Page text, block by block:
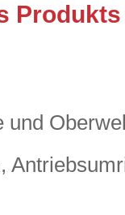
Produkts